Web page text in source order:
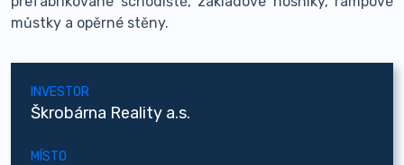
můstky a opěrné stěny.
INVESTOR
Škrobárna Reality a.s.
MÍSTO